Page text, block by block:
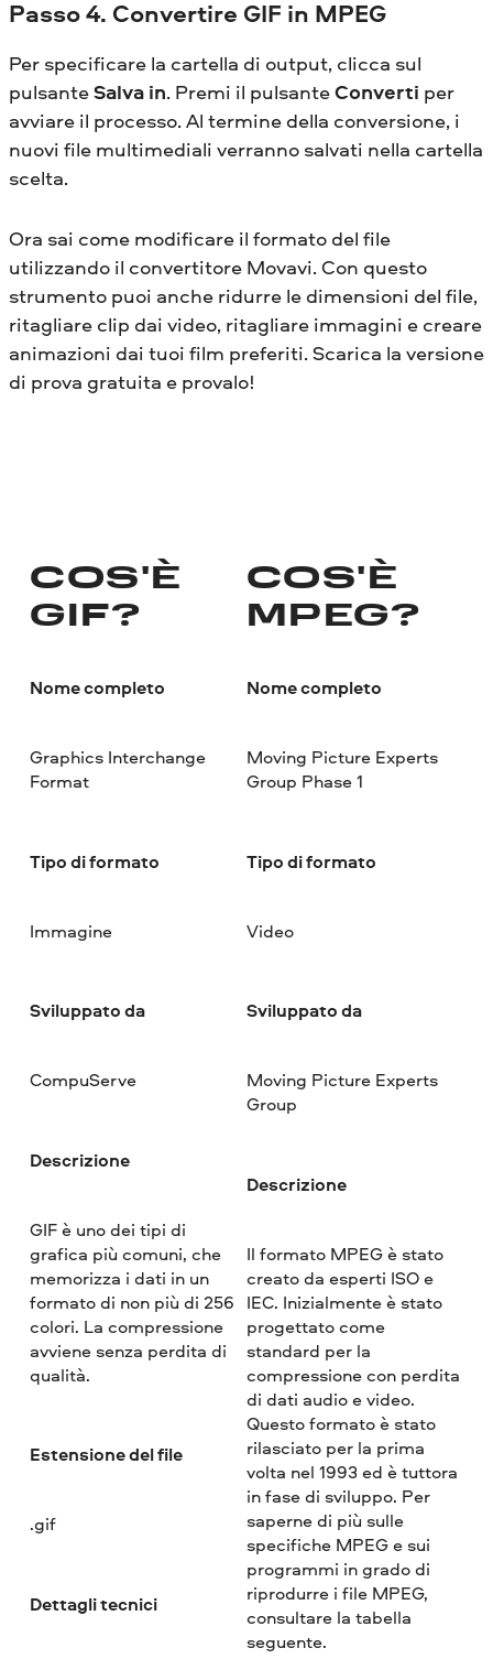
Passo 4. Convertire GIF in MPEG
Per specificare la cartella di output, clicca sul
pulsanteSalva in. Premi il pulsanteConverti per
avviare il processo. Al termine della conversione, i
nuovi file multimediali verranno salvati nella cartella
scelta.
Ora sai come modificare il formato del file
utilizzando il convertitore Movavi. Con questo
strumento puoi anche ridurre le dimensioni del file,
ritagliare clip dai video, ritagliare immagini e creare
animazioni dai tuoi film preferiti. Scarica la versione
di prova gratuita e provalo!
COS'È
GIF?
Nome completo
Graphics Interchange
Format
Tipo di formato
Immagine
Sviluppato da
CompuServe
Descrizione
GIF è uno dei tipi di
grafica più comuni, che
memorizza i dati in un
formato di non più di 256
colori. La compressione
avviene senza perdita di
qualità.
Estensione del file
.gif
Dettagli tecnici
COS'È
MPEG?
Nome completo
Moving Picture Experts
Group Phase 1
Tipo di formato
Video
Sviluppato da
Moving Picture Experts
Group
Descrizione
Il formato MPEG è stato
creato da esperti ISO e
IEC. Inizialmente è stato
progettato come
standard per la
compressione con perdita
di dati audio e video.
Questo formato è stato
rilasciato per la prima
volta nel 1993 ed è tuttora
in fase di sviluppo. Per
saperne di più sulle
specifiche MPEG e sui
programmi in grado di
riprodurre i file MPEG,
consultare la tabella
seguente.